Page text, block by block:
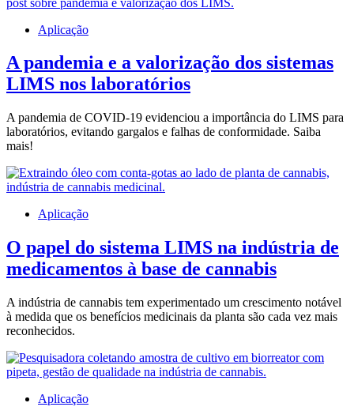
Aplicação
A pandemia e a valorização dos sistemas
LIMS nos laboratórios
A pandemia de COVID-19 evidenciou a importância do LIMS para
laboratórios, evitando gargalos e falhas de conformidade. Saiba
mais!
Aplicação
O papel do sistema LIMS na indústria de
medicamentos à base de cannabis
A indústria de cannabis tem experimentado um crescimento notável
à medida que os benefícios medicinais da planta são cada vez mais
reconhecidos.
Aplicação